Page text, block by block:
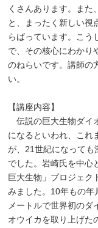
くさんあります。また
と、まったく新しい視
らばっています。こう
で、その核心にわかり
のねらいです。講師の
い。
【講座内容】
伝説の巨大生物ダイ
になるといわれ、これ
が、21世紀になっても
でした。岩崎氏を中心
巨大生物」プロジェク
みました。10年もの年
メートルで世界初のダ
オウイカを取り上げた